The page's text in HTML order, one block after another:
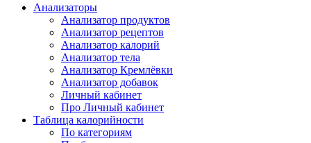
Анализаторы
Анализатор продуктов
Анализатор рецептов
Анализатор калорий
Анализатор тела
Анализатор Кремлёвки
Анализатор добавок
Личный кабинет
Про Личный кабинет
Таблица калорийности
По категориям